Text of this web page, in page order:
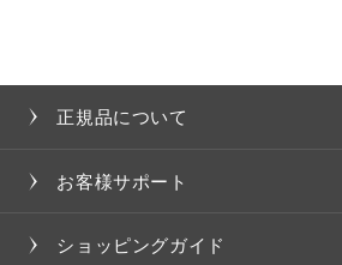
ものとし、この掲載をもって規約
１．本規約の変更のケース以外に
正規品について
お客様サポート
ショッピングガイド